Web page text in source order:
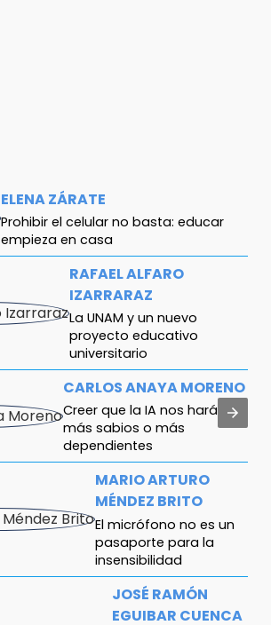
ELENA ZÁRATE
Prohibir el celular no basta: educar
empieza en casa
RAFAEL ALFARO
IZARRARAZ
La UNAM y un nuevo
proyecto educativo
universitario
CARLOS ANAYA MORENO
Creer que la IA nos hará
más sabios o más
dependientes
MARIO ARTURO
MÉNDEZ BRITO
El micrófono no es un
pasaporte para la
insensibilidad
JOSÉ RAMÓN
EGUIBAR CUENCA